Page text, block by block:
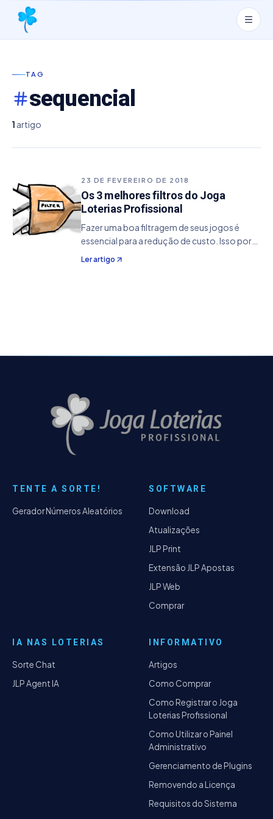
TAG
sequencial
1 artigo
23 DE FEVEREIRO DE 2018
Os 3 melhores filtros do Joga
Loterias Profissional
Fazer uma boa filtragem de seus jogos é
essencial para a redução de custo. Isso por
que além de reduzir o valor da aposta, em
tese caso o mesmo tenha perda, o prejuízo
Ler artigo
TENTE A SORTE!
Gerador Números Aleatórios
SOFTWARE
Download
Atualizações
JLP Print
Extensão JLP Apostas
JLP Web
Comprar
IA NAS LOTERIAS
Sorte Chat
JLP Agent IA
INFORMATIVO
Artigos
Como Comprar
Como Registrar o Joga
Loterias Profissional
Como Utilizar o Painel
Administrativo
Gerenciamento de Plugins
Removendo a Licença
Requisitos do Sistema